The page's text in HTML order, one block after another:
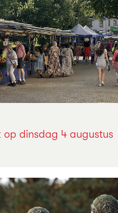
op dinsdag 4 augustus